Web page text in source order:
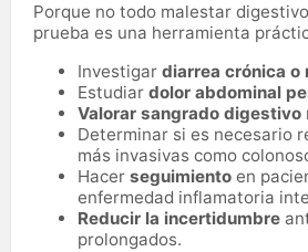
Porque no todo malestar
prueba es una herramienta
Investigar diarrea crónica o
Estudiar dolor abdominal
Valorar sangrado digestivo
Determinar si es necesario
más invasivas como
Hacer seguimiento en
enfermedad inflamatoria
Reducir la incertidumbre
prolongados.